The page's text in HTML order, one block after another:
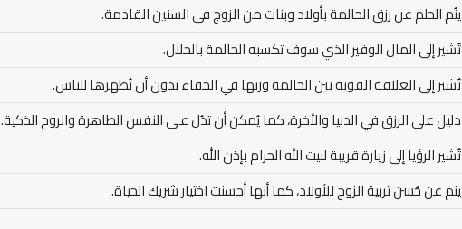
ينُم الحلم عن رزق الحالمة بأولاد وبنات من الزوج في السنين القادمة.
تُشير إلى المال الوفير الذي سوف تكسبه الحالمة بالحلال.
تُشير إلى العلاقة القوية بين الحالمة وربها في الخفاء بدون أن تُظهرها للناس.
دليل على الرزق في الدنيا والأخرة، كما يُمكن أن تدُل على النفس الطاهرة والروح الذكية.
تُشير الرؤيا إلى زيارة قريبة لبيت الله الحرام بإذن الله.
ينم عن حُسن تربية الزوج للأولاد، كما أنها أحسنت اختيار شريك الحياة.